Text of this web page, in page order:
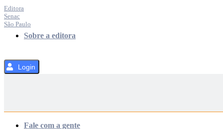
Editora
Senac
São Paulo
Sobre a editora
Fale com a gente
Login